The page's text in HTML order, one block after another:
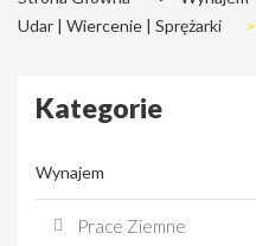
Udar | Wiercenie | Sprężarki
>
Kategorie
Wynajem
Prace Ziemne